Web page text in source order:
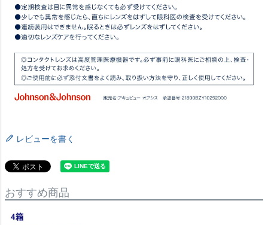
レビューを書く
おすすめ商品